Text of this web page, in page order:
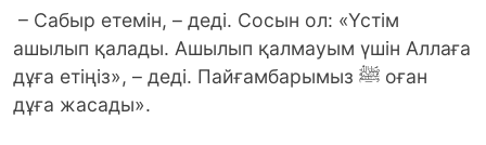
– Сабыр етемін, – деді. Сосын ол: «Үстім
ашылып қалады. Ашылып қалмауым үшін Аллаға
дұға етіңіз», – деді. Пайғамбарымыз ﷺ оған
дұға жасады».